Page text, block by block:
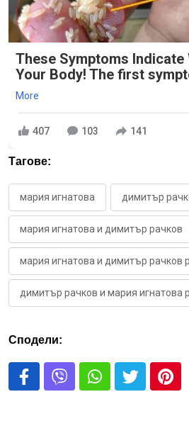
These Symptoms Indicate
Your Body! The first
More
407 103 141
Тагове:
мария игнатова димитър
мария игнатова и димитър рачков
мария игнатова и димитър рачков
димитър рачков и мария игнатова
Сподели: